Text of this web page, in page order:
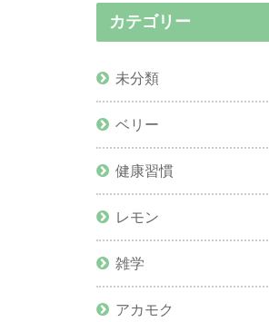
カテゴリー
未分類
ベリー
健康習慣
レモン
雑学
アカモク